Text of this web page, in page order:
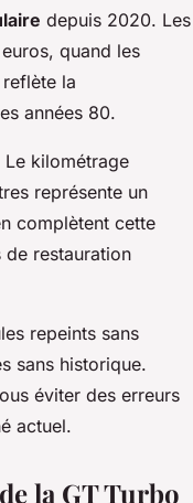
depuis 2020. Les
quand les
la
années 80.
kilométrage
représente un
complètent cette
restauration
repeints sans
sans historique.
éviter des erreurs
actuel.
la GT Turbo